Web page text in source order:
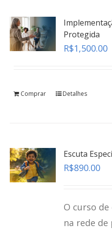
Protegida
R$1,500.00
Comprar Detalhes
Escuta
R$890.00
O curso
na rede